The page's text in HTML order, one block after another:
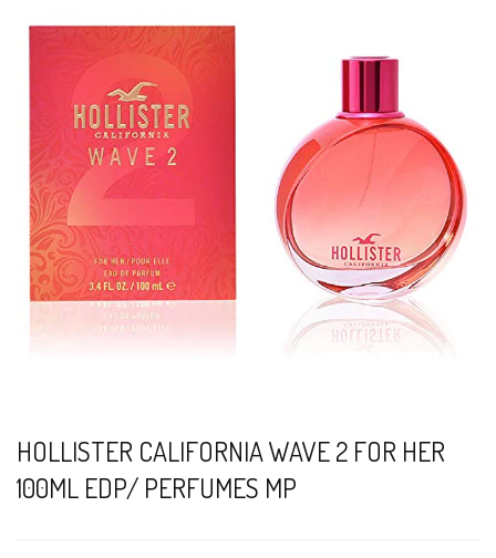
HOLLISTER CALIFORNIA WAVE 2 FOR HER
100ML EDP/ PERFUMES MP